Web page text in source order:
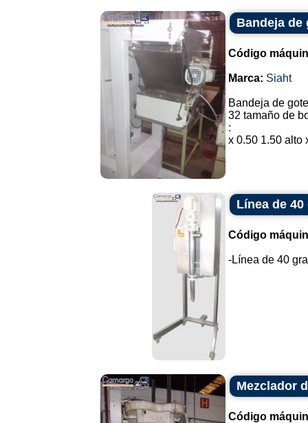
Bandeja de
Código
Marca: Siaht
Bandeja de
32 tamaño de
:
x 0.50 1.50 alto
Línea de
Código
-Línea de 40
Mezclador
Código